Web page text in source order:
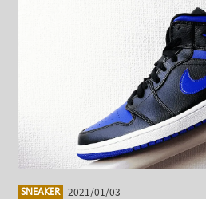
SNEAKER 2021/01/03